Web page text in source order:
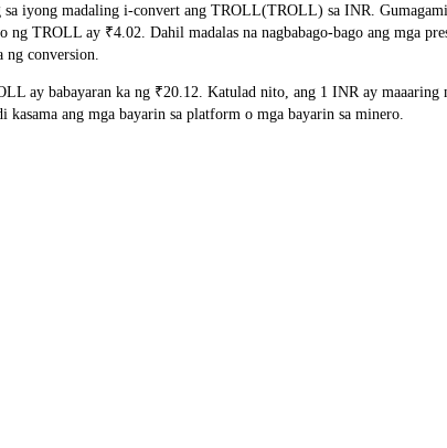
iyong madaling i-convert ang TROLL(TROLL) sa INR.
TROLL ay ₹4.02. Dahil madalas na nagbabago-bago ang mga
ng conversion.
ay babayaran ka ng ₹20.12. Katulad nito, ang 1 INR ay
ang mga bayarin sa platform o mga bayarin sa minero.